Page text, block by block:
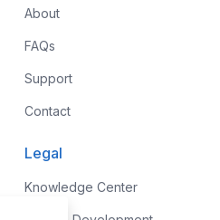
About
FAQs
Support
Contact
Legal
Knowledge Center